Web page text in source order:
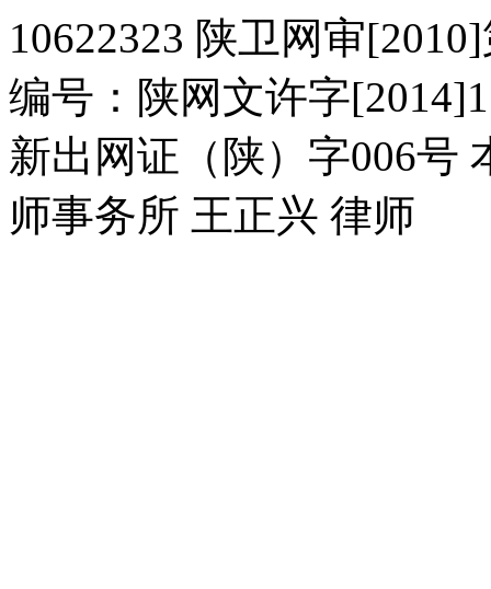
10622323 陕卫网审
编号：陕网文许字
新出网证（陕）字006号
师事务所 王正兴 律师